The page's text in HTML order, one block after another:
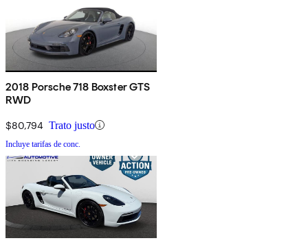
2018 Porsche 718 Boxster GTS
RWD
$80,794 Trato justo
Incluye tarifas de conc.